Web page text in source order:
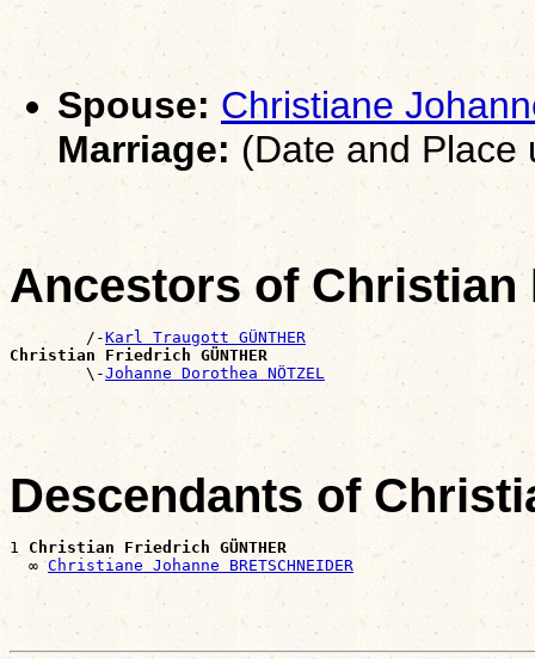
Spouse: Christiane
Marriage: (Date and Place
Ancestors of Christian
        /-
Karl Traugott GÜNTHER
Christian Friedrich GÜNTHER
\-Johanne Dorothea NÖTZEL
Descendants of
1 Christian Friedrich GÜNTHER
  ∞
Christiane Johanne BRETSCHNEIDER